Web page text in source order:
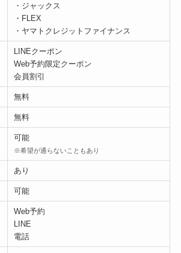
・ジャックス
・FLEX
・ヤマトクレジットファイナンス
LINEクーポン
Web予約限定クーポン
会員割引
無料
無料
可能
※希望が通らないこともあり
あり
可能
Web予約
LINE
電話